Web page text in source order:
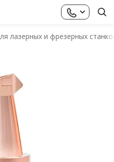
лазерных и фрезерных